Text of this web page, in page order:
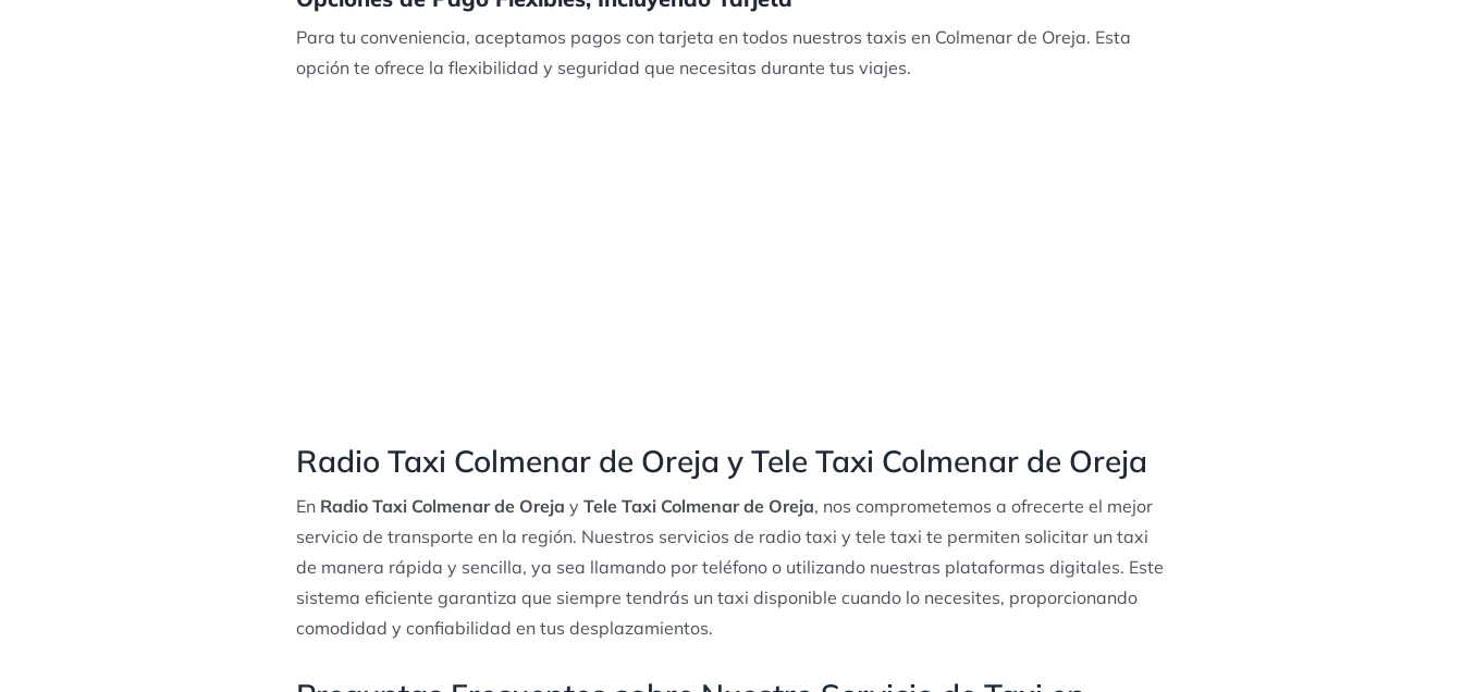
Para tu conveniencia, aceptamos pagos con tarjeta en todos nuestros taxis en Colmenar de Oreja. Esta
opción te ofrece la flexibilidad y seguridad que necesitas durante tus viajes.
Radio Taxi Colmenar de Oreja y Tele Taxi Colmenar de Oreja
En Radio Taxi Colmenar de Oreja y Tele Taxi Colmenar de Oreja, nos comprometemos a ofrecerte el mejor
servicio de transporte en la región. Nuestros servicios de radio taxi y tele taxi te permiten solicitar un taxi
de manera rápida y sencilla, ya sea llamando por teléfono o utilizando nuestras plataformas digitales. Este
sistema eficiente garantiza que siempre tendrás un taxi disponible cuando lo necesites, proporcionando
comodidad y confiabilidad en tus desplazamientos.